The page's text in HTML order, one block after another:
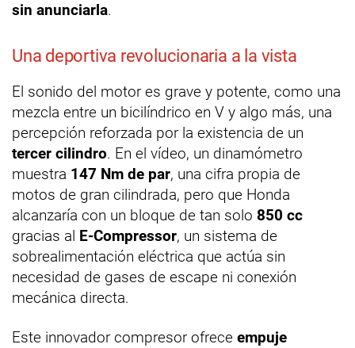
sin anunciarla.
Una deportiva revolucionaria a la vista
El sonido del motor es grave y potente, como una
mezcla entre un bicilíndrico en V y algo más, una
percepción reforzada por la existencia de un
tercer cilindro. En el vídeo, un dinamómetro
muestra 147 Nm de par, una cifra propia de
motos de gran cilindrada, pero que Honda
alcanzaría con un bloque de tan solo 850 cc
gracias al E-Compressor, un sistema de
sobrealimentación eléctrica que actúa sin
necesidad de gases de escape ni conexión
mecánica directa.
Este innovador compresor ofrece empuje